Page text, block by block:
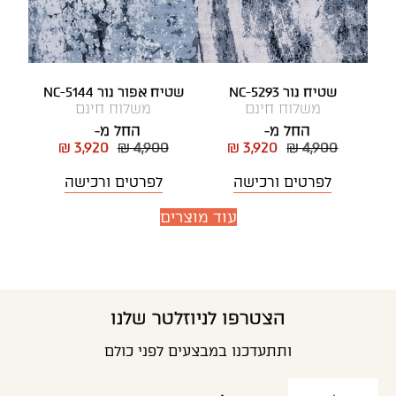
שטיח נור NC-5293
משלוח חינם
החל מ-
₪ 4,900
₪ 3,920
לפרטים ורכישה
שטיח אפור נור NC-5144
משלוח חינם
החל מ-
₪ 4,900
₪ 3,920
לפרטים ורכישה
עוד מוצרים
הצטרפו לניוזלטר שלנו
ותתעדכנו במבצעים לפני כולם